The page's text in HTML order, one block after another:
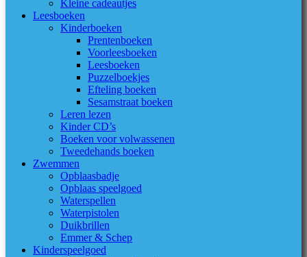
Kleine cadeautjes
Leesboeken
Kinderboeken
Prentenboeken
Voorleesboeken
Leesboeken
Puzzelboekjes
Efteling boeken
Sesamstraat boeken
Leren lezen
Kinder CD’s
Boeken voor volwassenen
Tweedehands boeken
Zwemmen
Opblaasbadje
Opblaas speelgoed
Waterspellen
Waterpistolen
Duikbrillen
Emmer & Schep
Kinderspeelgoed